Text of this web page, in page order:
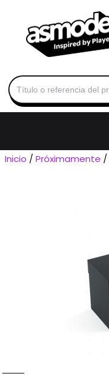
Buscar:
Inicio /Próximamente /